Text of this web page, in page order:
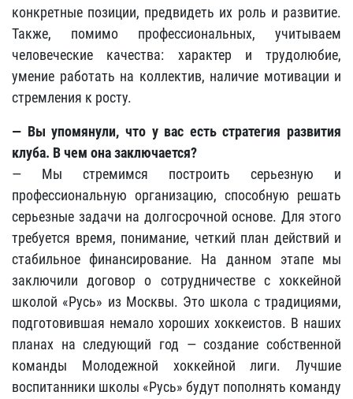
конкретные позиции, предвидеть их роль и развитие.
Также, помимо профессиональных, учитываем
человеческие качества: характер и трудолюбие,
умение работать на коллектив, наличие мотивации и
стремления к росту.
— Вы упомянули, что у вас есть стратегия развития
клуба. В чем она заключается?
— Мы стремимся построить серьезную и
профессиональную организацию, способную решать
серьезные задачи на долгосрочной основе. Для этого
требуется время, понимание, четкий план действий и
стабильное финансирование. На данном этапе мы
заключили договор о сотрудничестве с хоккейной
школой «Русь» из Москвы. Это школа с традициями,
подготовившая немало хороших хоккеистов. В наших
планах на следующий год — создание собственной
команды Молодежной хоккейной лиги. Лучшие
воспитанники школы «Русь» будут пополнять команду